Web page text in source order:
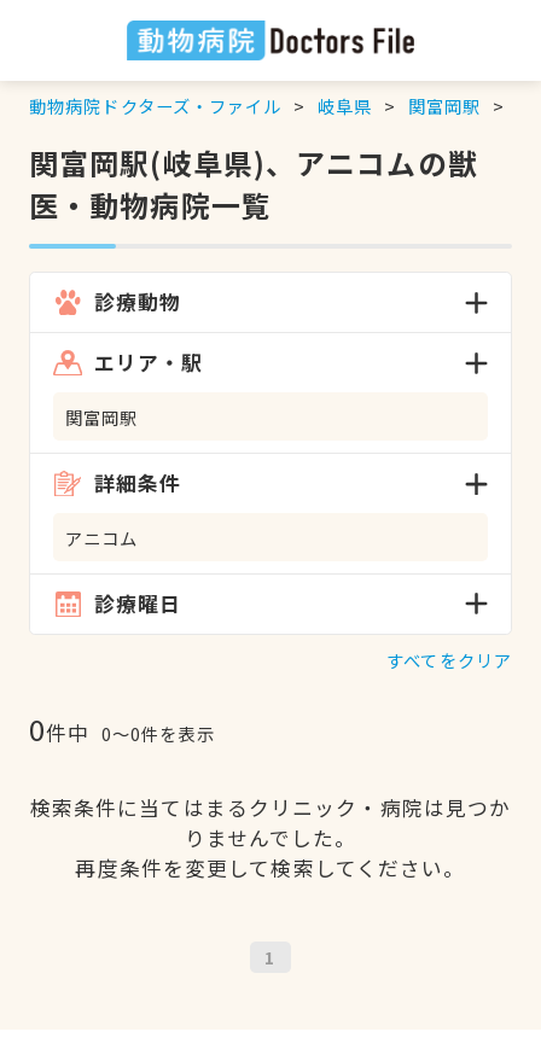
動物病院ドクターズ・ファイル 岐阜県 関富岡駅
関富岡駅(岐阜県)、アニコムの獣
医・動物病院一覧
診療動物
エリア・駅
関富岡駅
詳細条件
アニコム
診療曜日
すべてをクリア
0件中 0〜0件を表示
検索条件に当てはまるクリニック・病院は見つか
りませんでした。
再度条件を変更して検索してください。
1